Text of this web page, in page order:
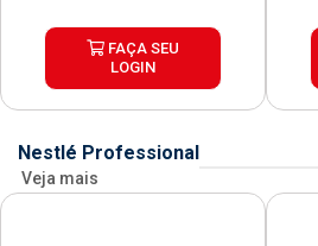
FAÇA SEU
LOGIN
Nestlé Professional
Veja mais